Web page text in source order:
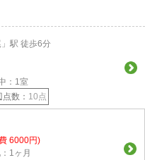
駅 徒歩6分
： 1室
点数： 10点
6000円)
1ヶ月